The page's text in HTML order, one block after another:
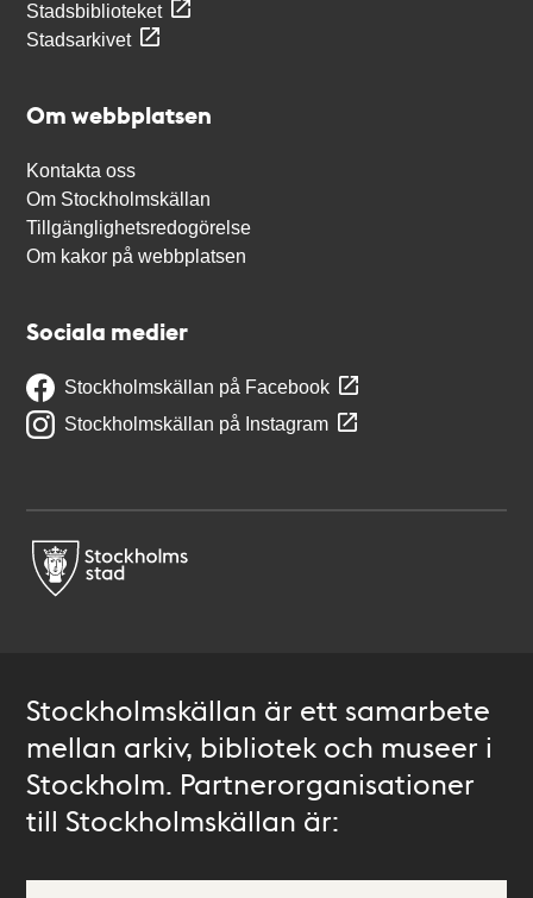
Stadsbiblioteket
Stadsarkivet
Om webbplatsen
Kontakta oss
Om Stockholmskällan
Tillgänglighetsredogörelse
Om kakor på webbplatsen
Sociala medier
Stockholmskällan på Facebook
Stockholmskällan på Instagram
Stockholmskällan är ett samarbete
mellan arkiv, bibliotek och museer i
Stockholm. Partnerorganisationer
till Stockholmskällan är: